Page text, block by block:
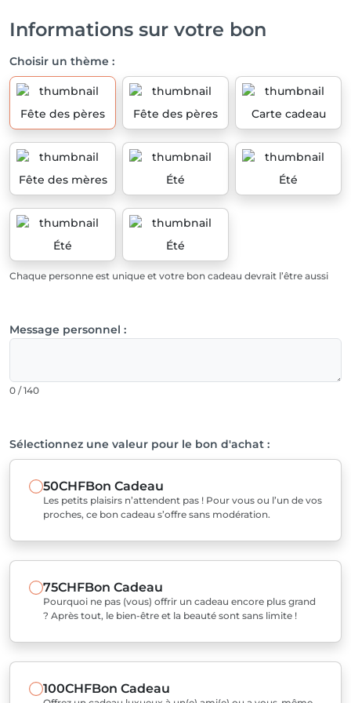
Informations sur votre bon
Choisir un thème :
Fête des pères Fête des pères Carte cadeau
Fête des mères Été Été
Été Été
Chaque personne est unique et votre bon cadeau devrait l’être aussi
Message personnel :
0 / 140
Sélectionnez une valeur pour le bon d'achat :
50CHFBon Cadeau
Les petits plaisirs n’attendent pas ! Pour vous ou l’un de vos
proches, ce bon cadeau s’offre sans modération.
75CHFBon Cadeau
Pourquoi ne pas (vous) offrir un cadeau encore plus grand
? Après tout, le bien-être et la beauté sont sans limite !
100CHFBon Cadeau